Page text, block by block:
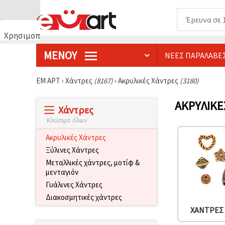
Χρησιμοποιούμε
Χρησιμοποιούμε
διασφαλίσουμε
ΜΕΝΟΎ ΝΈΕΣ
ΕΜ ΑΡΤ › Χάντρες (8167)› Ακρυλικές Χάντρες (3180)
Χάντρες
Κλείσιμο όλων
Ακρυλικές Χάντρες
Ξύλινες Χάντρες
Μεταλλικές χάντρες, μοτίφ &
μενταγιόν
Γυάλινες Χάντρες
Διακοσμητικές χάντρες
ΧΆΝΤΡΕΣ